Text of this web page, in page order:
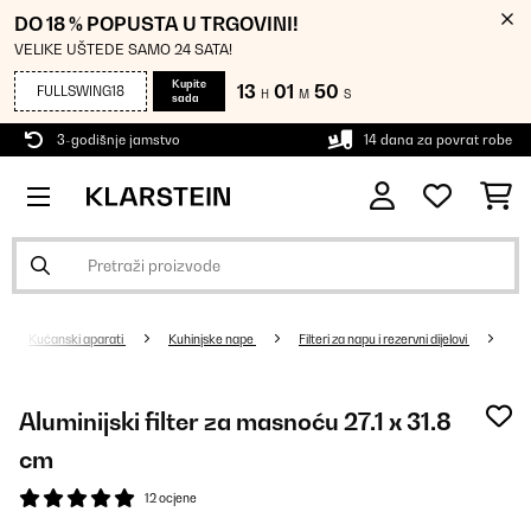
DO 18 % POPUSTA U TRGOVINI!
VELIKE UŠTEDE SAMO 24 SATA!
FULLSWING18
Kupite
sada
13 H 01 M 49 S
3-godišnje jamstvo 14 dana za povrat robe
Kućanski aparati Kuhinjske nape Filteri za napu i rezervni dijelovi
Aluminijski filter za masnoću 27.1 x 31.8
cm
12 ocjene